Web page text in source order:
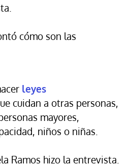
cómo son las
leyes
cuidan a otras personas,
mayores,
niños o niñas.
Ramos hizo la entrevista.